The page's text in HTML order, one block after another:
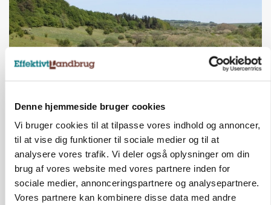
Denne hjemmeside bruger cookies
Vi bruger cookies til at tilpasse vores indhold og annoncer,
til at vise dig funktioner til sociale medier og til at
analysere vores trafik. Vi deler også oplysninger om din
brug af vores website med vores partnere inden for
sociale medier, annonceringspartnere og analysepartnere.
Vores partnere kan kombinere disse data med andre
Snart kan man søge tilskud til naturprojekter
Annonce
PLANTER